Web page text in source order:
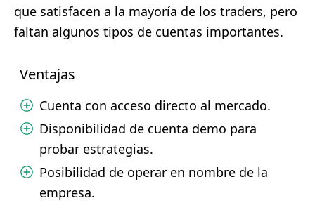
que satisfacen a la mayoría de los traders, pero
faltan algunos tipos de cuentas importantes.
Ventajas
Cuenta con acceso directo al mercado.
Disponibilidad de cuenta demo para
probar estrategias.
Posibilidad de operar en nombre de la
empresa.